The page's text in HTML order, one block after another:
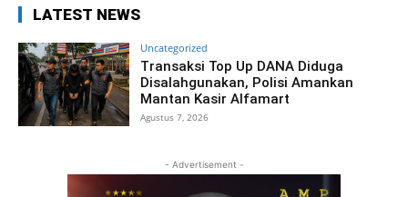
LATEST NEWS
Uncategorized
Transaksi Top Up DANA Diduga
Disalahgunakan, Polisi Amankan
Mantan Kasir Alfamart
Agustus 7, 2026
- Advertisement -